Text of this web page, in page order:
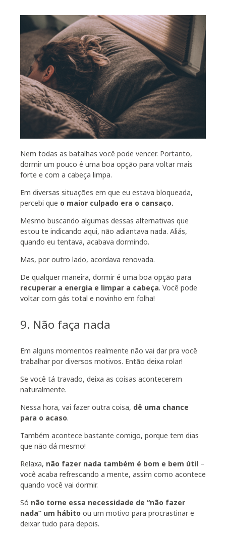
Nem todas as batalhas você pode vencer. Portanto,
dormir um pouco é uma boa opção para voltar mais
forte e com a cabeça limpa.
Em diversas situações em que eu estava bloqueada,
percebi que o maior culpado era o cansaço.
Mesmo buscando algumas dessas alternativas que
estou te indicando aqui, não adiantava nada. Aliás,
quando eu tentava, acabava dormindo.
Mas, por outro lado, acordava renovada.
De qualquer maneira, dormir é uma boa opção para
recuperar a energia e limpar a cabeça. Você pode
voltar com gás total e novinho em folha!
9. Não faça nada
Em alguns momentos realmente não vai dar pra você
trabalhar por diversos motivos. Então deixa rolar!
Se você tá travado, deixa as coisas acontecerem
naturalmente.
Nessa hora, vai fazer outra coisa, dê uma chance
para o acaso.
Também acontece bastante comigo, porque tem dias
que não dá mesmo!
Relaxa, não fazer nada também é bom e bem útil –
você acaba refrescando a mente, assim como acontece
quando você vai dormir.
Só não torne essa necessidade de “não fazer
nada” um hábito ou um motivo para procrastinar e
deixar tudo para depois.